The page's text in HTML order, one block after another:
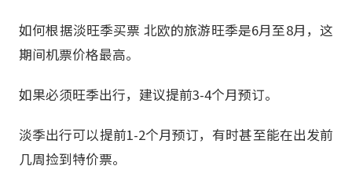
如何根据淡旺季买票 北欧的旅游旺季是6月至8月，这
期间机票价格最高。
如果必须旺季出行，建议提前3-4个月预订。
淡季出行可以提前1-2个月预订，有时甚至能在出发前
几周捡到特价票。